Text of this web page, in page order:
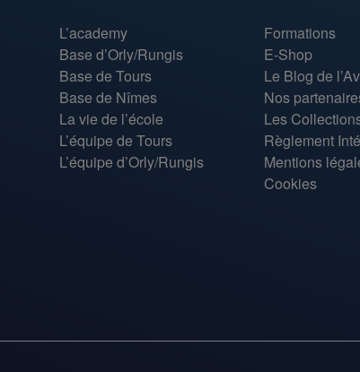
L’academy
Base d’Orly/Rungis
Base de Tours
Base de Nîmes
La vie de l’école
L’équipe de Tours
L’équipe d’Orly/Rungis
Formations
E-Shop
Le Blog de
Nos
Les
Règlement
Mentions
Cookies